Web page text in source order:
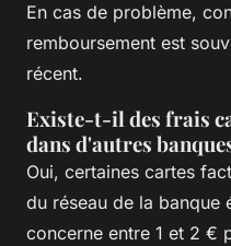
En cas de problème,
remboursement est
récent.
Existe-t-il des frais
dans d'autres
Oui, certaines cartes
du réseau de la banque
concerne entre 1 et 2 €